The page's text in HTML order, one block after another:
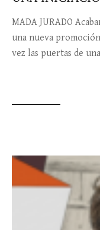
MADA JURADO
una nueva
vez las puertas de